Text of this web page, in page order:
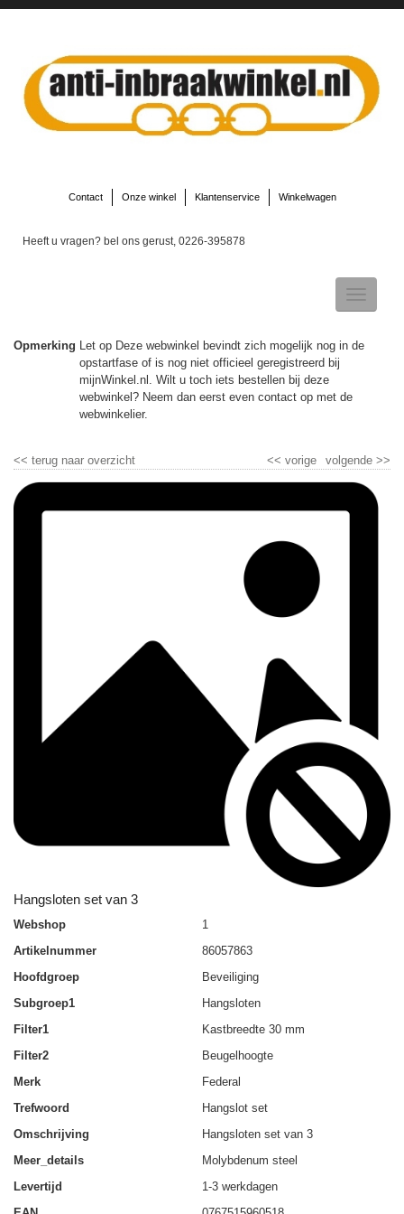
Contact Onze winkel Klantenservice Winkelwagen
Heeft u vragen? bel ons gerust, 0226-395878
Toggle
Opmerking Let op Deze webwinkel bevindt zich mogelijk nog in de
opstartfase of is nog niet officieel geregistreerd bij
mijnWinkel.nl. Wilt u toch iets bestellen bij deze
webwinkel? Neem dan eerst even contact op met de
webwinkelier.
<< terug naar overzicht volgende >>
<< vorige
Hangsloten set van 3
Webshop
1
Artikelnummer
86057863
Hoofdgroep
Beveiliging
Subgroep1
Hangsloten
Filter1
Kastbreedte 30 mm
Filter2
Beugelhoogte
Merk
Federal
Trefwoord
Hangslot set
Omschrijving
Hangsloten set van 3
Meer_details
Molybdenum steel
Levertijd
1-3 werkdagen